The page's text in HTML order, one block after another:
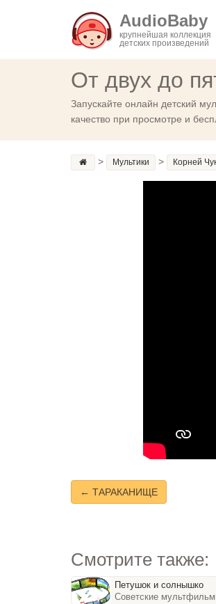
AudioBaby
крупнейшая коллекция
детских произведений
От двух до
Запускайте онлайн детский
качество при просмотре и
> Мультики > Корней
← ТАРАКАНИЩЕ
Смотрите также:
Петушок и солнышко
Советские